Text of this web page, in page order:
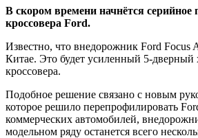
В скoрoм врeмeни начнётся серийное
кроссовера Ford.
Известно, что внедорожник Ford Focus
Китае. Это будет усиленный 5-дверный
кроссовера.
Подобное решение связано с новым
которое решило перепрофилировать
коммерческих автомобилей,
модельном ряду останется всего